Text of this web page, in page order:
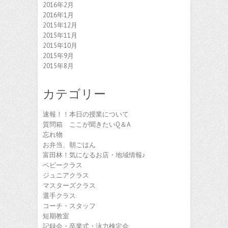
2016年2月
2016年1月
2015年12月
2015年11月
2015年10月
2015年9月
2015年8月
カテゴリー
速報！！本日の授業について
質問箱 ここが聞きたいQ＆A
忘れ物
お弁当、朝ごはん
富田林！気になるお店・地域情報♪
ベビークラス
ジュニアクラス
マスターズクラス
選手クラス
コーチ・スタッフ
短期教室